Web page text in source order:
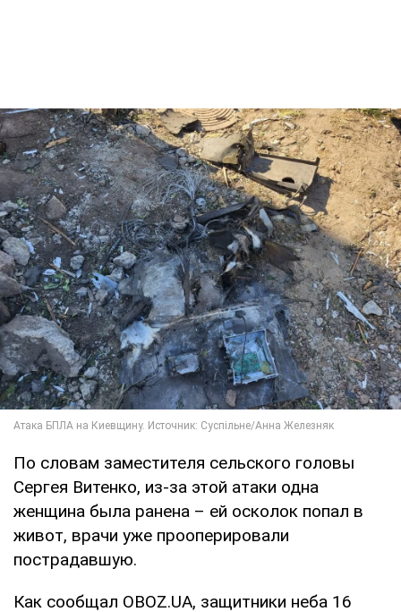
По словам заместителя сельского головы
Сергея Витенко, из-за этой атаки одна
женщина была ранена – ей осколок попал в
живот, врачи уже прооперировали
пострадавшую.
Как сообщал OBOZ.UA, защитники неба 16